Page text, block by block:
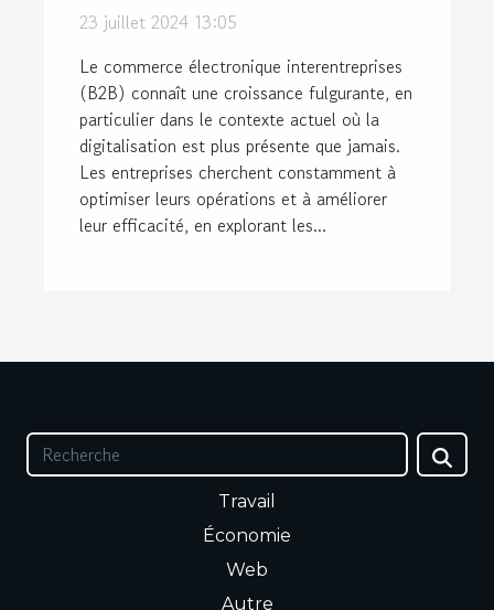
23 juillet 2024 13:05
Le commerce électronique interentreprises
(B2B) connaît une croissance fulgurante, en
particulier dans le contexte actuel où la
digitalisation est plus présente que jamais.
Les entreprises cherchent constamment à
optimiser leurs opérations et à améliorer
leur efficacité, en explorant les...
Travail
Économie
Web
Autre